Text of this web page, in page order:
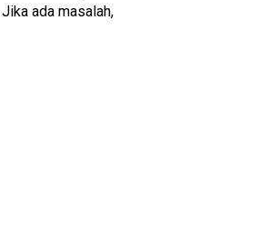
ada masalah,